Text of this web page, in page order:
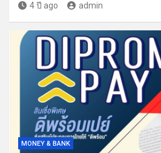
4 ปี ago admin
MONEY & BANK